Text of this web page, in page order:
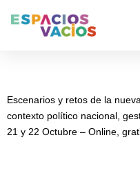
Escenarios y retos de la
contexto político nacional,
21 y 22 Octubre – Online,